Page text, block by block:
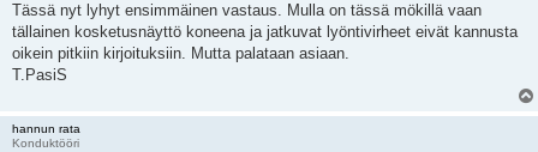
Tässä nyt lyhyt ensimmäinen vastaus. Mulla on tässä mökillä vaan
tällainen kosketusnäyttö koneena ja jatkuvat lyöntivirheet eivät kannusta
oikein pitkiin kirjoituksiin. Mutta palataan asiaan.
T.PasiS
hannun rata
Konduktööri